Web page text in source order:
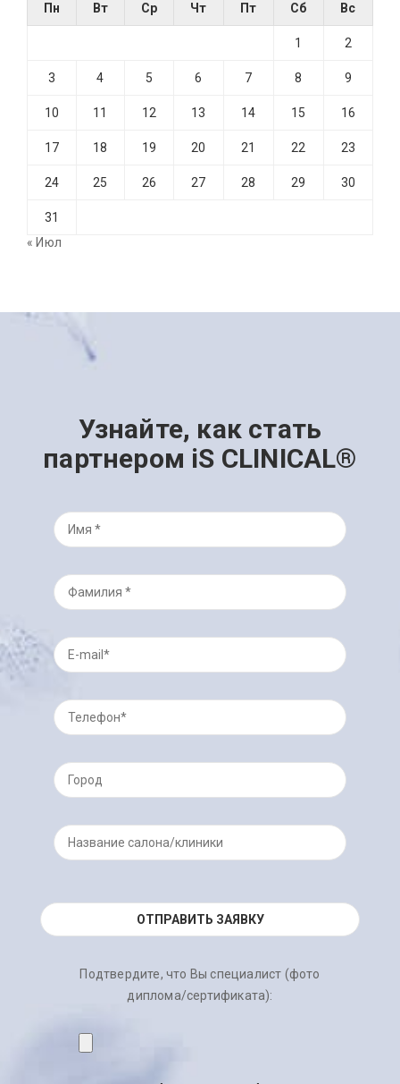
Пн Вт Ср Чт Пт Сб Вс
1 2
3 4 5 6 7 8 9
10 11 12 13 14 15 16
17 18 19 20 21 22 23
24 25 26 27 28 29 30
31
« Июл
Узнайте, как стать
партнером iS CLINICAL®
Подтвердите, что Вы специалист (фото
диплома/сертификата):